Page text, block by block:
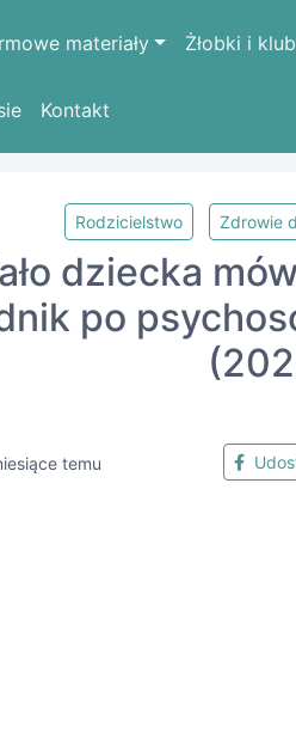
materiały Żłobki i
Kontakt
Rodzicielstwo Zdrowie
dziecka
po
temu